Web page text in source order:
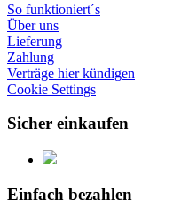
So funktioniert´s
Über uns
Lieferung
Zahlung
Verträge hier kündigen
Cookie Settings
Sicher einkaufen
Einfach bezahlen